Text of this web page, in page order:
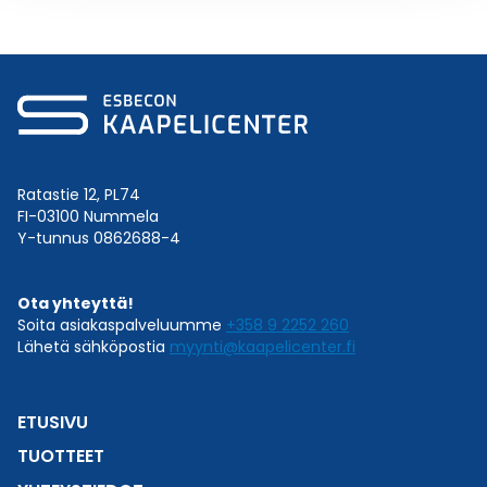
Ratastie 12, PL74
FI-03100 Nummela
Y-tunnus 0862688-4
Ota yhteyttä!
Soita asiakaspalveluumme +358 9 2252 260
Lähetä sähköpostia myynti@kaapelicenter.fi
ETUSIVU
TUOTTEET